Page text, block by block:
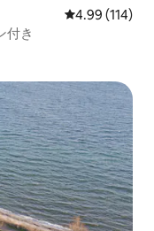
レビュー114
4.99 (114)
付き